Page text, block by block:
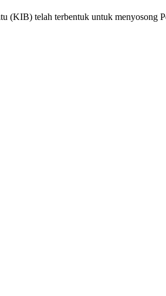
(KIB) telah terbentuk untuk menyosong